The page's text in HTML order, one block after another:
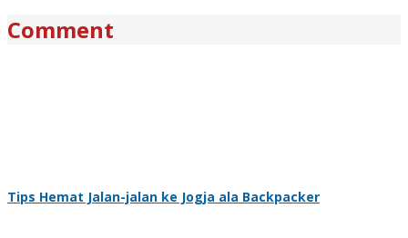
Comment
Tips Hemat Jalan-jalan ke Jogja ala Backpacker